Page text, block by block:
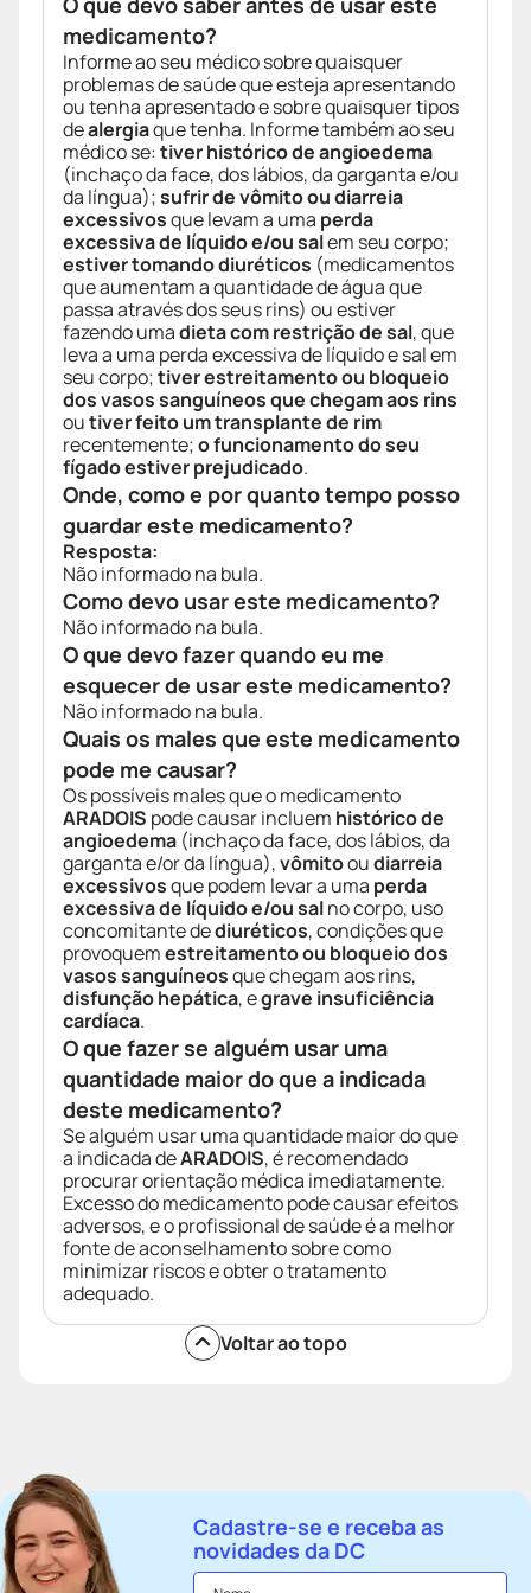
medicamento?
Informe ao seu médico sobre quaisquer
problemas de saúde que esteja apresentando
ou tenha apresentado e sobre quaisquer tipos
dealergiaque tenha. Informe também ao seu
médico se:tiver histórico de angioedema
(inchaço da face, dos lábios, da garganta e/ou
da língua);sufrir de vômito ou diarreia
excessivosque levam a uma perda
excessiva de líquido e/ou salem seu corpo;
estiver tomando diuréticos (medicamentos
que aumentam a quantidade de água que
passa através dos seus rins) ou estiver
fazendo umadieta com restrição de sal, que
leva a uma perda excessiva de líquido e sal em
seu corpo;tiver estreitamento ou bloqueio
dos vasos sanguíneos que chegam aos rins
outiver feito um transplante de rim
recentemente;o funcionamento do seu
fígado estiver prejudicado.
Onde, como e por quanto tempo posso
guardar este medicamento?
Resposta:
Não informado na bula.
Como devo usar este medicamento?
Não informado na bula.
O que devo fazer quando eu me
esquecer de usar este medicamento?
Não informado na bula.
Quais os males que este medicamento
pode me causar?
Os possíveis males que o medicamento
ARADOIS pode causar incluem histórico de
angioedema (inchaço da face, dos lábios, da
garganta e/or da língua),vômitooudiarreia
excessivosque podem levar a uma perda
excessiva de líquido e/ou salno corpo, uso
concomitante dediuréticos, condições que
provoquemestreitamento ou bloqueio dos
vasos sanguíneosque chegam aos rins,
disfunção hepática, egrave insuficiência
cardíaca.
O que fazer se alguém usar uma
quantidade maior do que a indicada
deste medicamento?
Se alguém usar uma quantidade maior do que
a indicada deARADOIS, é recomendado
procurar orientação médica imediatamente.
Excesso do medicamento pode causar efeitos
adversos, e o profissional de saúde é a melhor
fonte de aconselhamento sobre como
minimizar riscos e obter o tratamento
adequado.
Voltar ao topo
Cadastre-se e receba as
novidades da DC